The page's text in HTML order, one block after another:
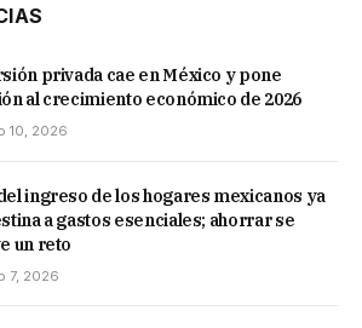
privada cae en México y pone
al crecimiento económico de 2026
10, 2026
ingreso de los hogares mexicanos ya
a gastos esenciales; ahorrar se
un reto
7, 2026